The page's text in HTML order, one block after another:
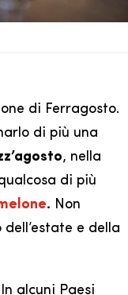
di Ferragosto.
di più una
, nella
di più
. Non
e della
alcuni Paesi